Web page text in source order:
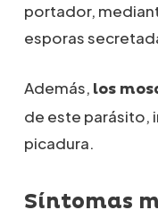
portador,
esporas
Además, los
de este parásito,
picadura.
Síntomas